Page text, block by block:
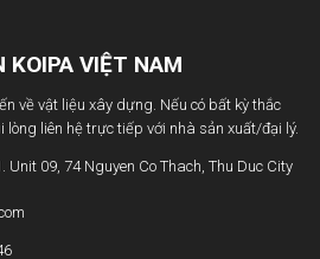
KOIPA VIỆT NAM
về vật liệu xây dựng. Nếu có bất kỳ thắc
lòng liên hệ trực tiếp với nhà sản xuất/đại lý.
09, 74 Nguyen Co Thach, Thu Duc City